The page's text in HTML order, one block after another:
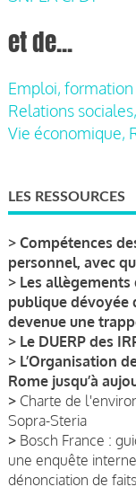
et de...
Emploi,
Relations sociales,
Vie économique,
LES RESSOURCES
> Compétences
personnel, avec
> Les allègements
publique dévoyée
devenue une
> Le DUERP des
> L’Organisation
Rome jusqu’à
> Charte de
Sopra-Steria
> Bosch France :
une enquête
dénonciation de